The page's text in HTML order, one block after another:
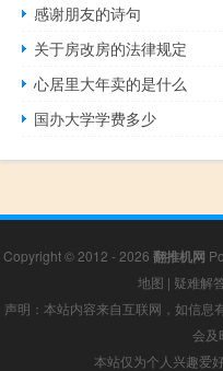
感谢朋友的诗句
关于房改房的法律规定
心居里大年卖的是什么
国办大学学费多少
Copyright © 2012 - 2026 翻推机网
地图 | 疑难解
声明：本站内容来自互联网，如信
会及
本站仅为个人兴趣爱